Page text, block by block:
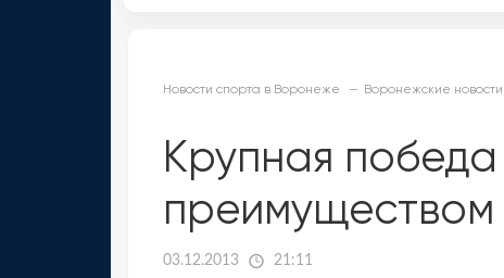
Новости спорта в Воронеже Воронежские
Крупная
преимуществом
03.12.2013 21:11